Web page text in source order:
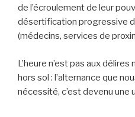
de l’écroulement de leur
désertification progressive
(médecins, services de
L’heure n’est pas aux
hors sol : l’alternance que
nécessité, c’est devenu une